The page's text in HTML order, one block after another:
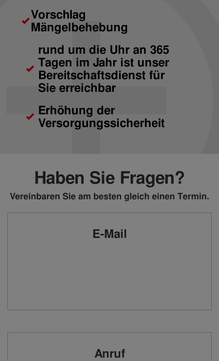
Vorschlag
Mängelbehebung
rund um die Uhr an 365
Tagen im Jahr ist unser
Bereitschaftsdienst für
Sie erreichbar
Erhöhung der
Versorgungssicherheit
Haben Sie Fragen?
Vereinbaren Sie am besten gleich einen Termin.
E-Mail
Anruf